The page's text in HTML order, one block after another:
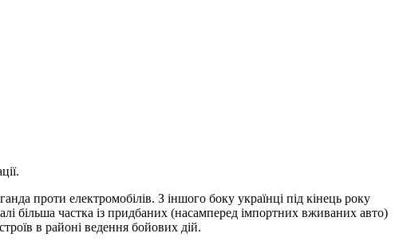
проти електромобілів. З іншого боку українці під кінець року
більша частка із придбаних (насамперед імпортних вживаних авто)
в районі ведення бойових дій.